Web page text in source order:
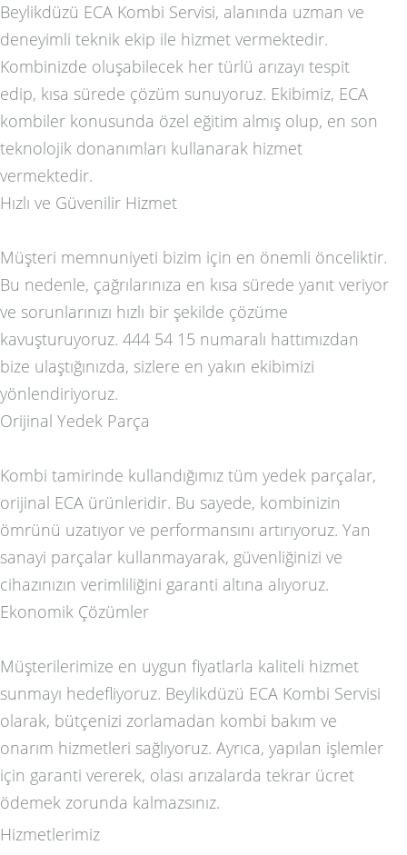
Beylikdüzü ECA Kombi Servisi, alanında uzman ve
deneyimli teknik ekip ile hizmet vermektedir.
Kombinizde oluşabilecek her türlü arızayı tespit
edip, kısa sürede çözüm sunuyoruz. Ekibimiz, ECA
kombiler konusunda özel eğitim almış olup, en son
teknolojik donanımları kullanarak hizmet
vermektedir.
Hızlı ve Güvenilir Hizmet
Müşteri memnuniyeti bizim için en önemli önceliktir.
Bu nedenle, çağrılarınıza en kısa sürede yanıt veriyor
ve sorunlarınızı hızlı bir şekilde çözüme
kavuşturuyoruz. 444 54 15 numaralı hattımızdan
bize ulaştığınızda, sizlere en yakın ekibimizi
yönlendiriyoruz.
Orijinal Yedek Parça
Kombi tamirinde kullandığımız tüm yedek parçalar,
orijinal ECA ürünleridir. Bu sayede, kombinizin
ömrünü uzatıyor ve performansını artırıyoruz. Yan
sanayi parçalar kullanmayarak, güvenliğinizi ve
cihazınızın verimliliğini garanti altına alıyoruz.
Ekonomik Çözümler
Müşterilerimize en uygun fiyatlarla kaliteli hizmet
sunmayı hedefliyoruz. Beylikdüzü ECA Kombi Servisi
olarak, bütçenizi zorlamadan kombi bakım ve
onarım hizmetleri sağlıyoruz. Ayrıca, yapılan işlemler
için garanti vererek, olası arızalarda tekrar ücret
ödemek zorunda kalmazsınız.
Hizmetlerimiz